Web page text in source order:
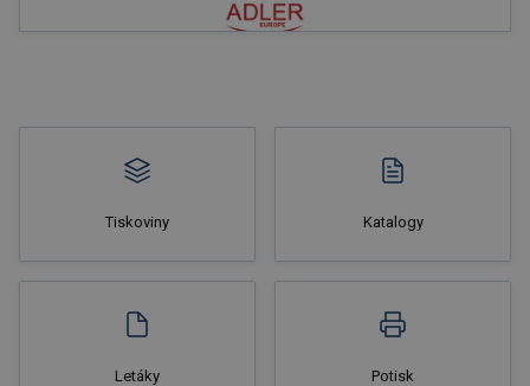
Tiskoviny Katalogy
Letáky Potisk